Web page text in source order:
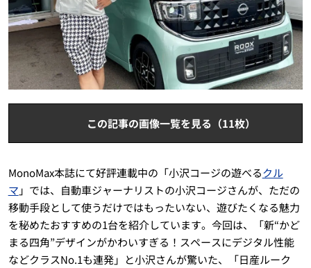
この記事の画像一覧を見る（11枚）
MonoMax本誌にて好評連載中の「小沢コージの遊べるクル
マ 」では、自動車ジャーナリストの小沢コージさんが、ただの
移動手段として使うだけではもったいない、遊びたくなる魅力
を秘めたおすすめの1台を紹介しています。今回は、「新“かど
まる四角”デザインがかわいすぎる！スペースにデジタル性能
などクラスNo.1も連発」と小沢さんが驚いた、「日産ルーク